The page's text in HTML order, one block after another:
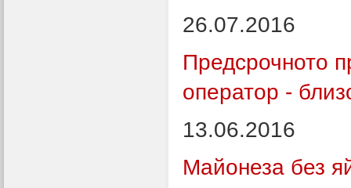
26.07.2016
Предсрочното
оператор -
13.06.2016
Майонеза без